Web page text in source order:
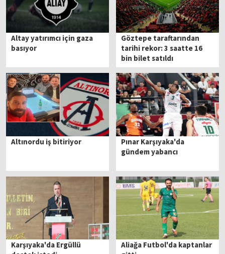
Altay yatırımcı için gaza
basıyor
Göztepe taraftarından
tarihi rekor: 3 saatte 16
bin bilet satıldı
Altınordu iş bitiriyor
Pınar Karşıyaka'da
gündem yabancı
Karşıyaka'da Ergüllü
Aliağa Futbol'da kaptanlar